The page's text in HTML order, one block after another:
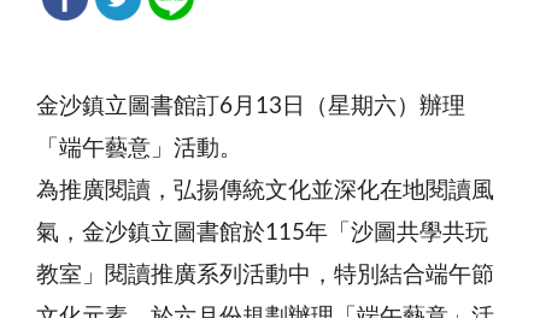
金沙鎮立圖書館訂6月13日（星期六）辦理
「端午藝意」活動。
為推廣閱讀，弘揚傳統文化並深化在地閱讀風
氣，金沙鎮立圖書館於115年「沙圖共學共玩
教室」閱讀推廣系列活動中，特別結合端午節